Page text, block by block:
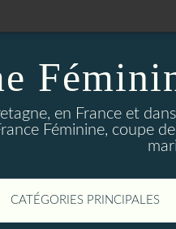
en France et
Féminine, coupe
CATÉGORIES PRINCIPALES